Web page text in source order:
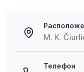
M. K.
Телефон